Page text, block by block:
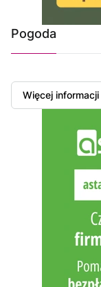
Pogoda
Więcej informacji